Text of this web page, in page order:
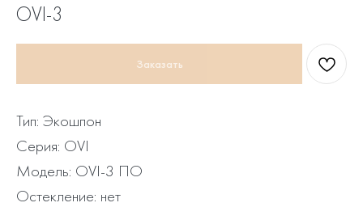
OVI-3
Заказать
Тип: Экошпон
Серия: OVI
Модель: OVI-3 ПО
Остекление: нет